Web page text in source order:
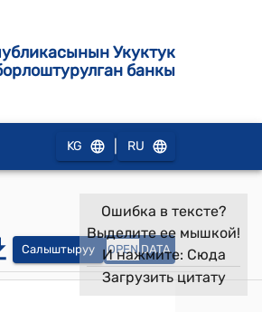
Укуктук
банкы
KG RU
Салыштыруу OPEN DATA
Ошибка в тексте?
Выделите ее мышкой!
И нажмите: Сюда
Загрузить цитату